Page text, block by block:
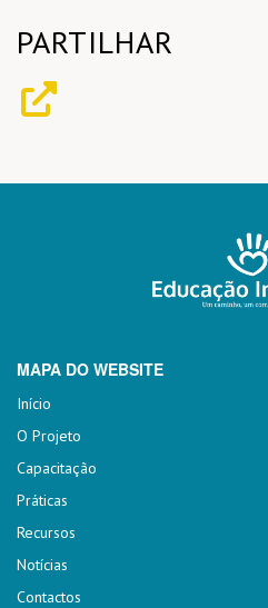
PARTILHAR
MAPA DO WEBSITE
Início
O Projeto
Capacitação
Práticas
Recursos
Notícias
Contactos